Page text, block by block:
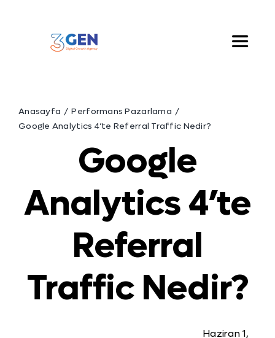
Toggle
Hizmetlerimiz
Çözümlerimiz
Blog
Anasayfa
Performans Pazarlama
Google Analytics 4’te Referral Traffic Nedir?
Google
Analytics 4’te
Referral
Traffic Nedir?
Haziran 1,